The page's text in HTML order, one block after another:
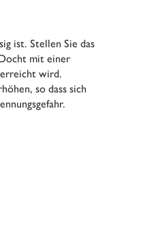
ist. Stellen Sie das
mit einer
wird.
so dass sich